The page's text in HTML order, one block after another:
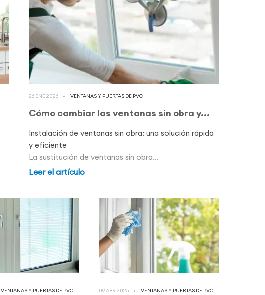
26 ENE 2026 VENTANAS Y PUERTAS DE PVC
Cómo cambiar las ventanas sin obra y...
Instalación de ventanas sin obra: una solución rápida
y eficiente
La sustitución de ventanas sin obra...
Leer el artículo
VENTANAS Y PUERTAS DE PVC 09 ABR 2025 VENTANAS Y PUERTAS DE PVC